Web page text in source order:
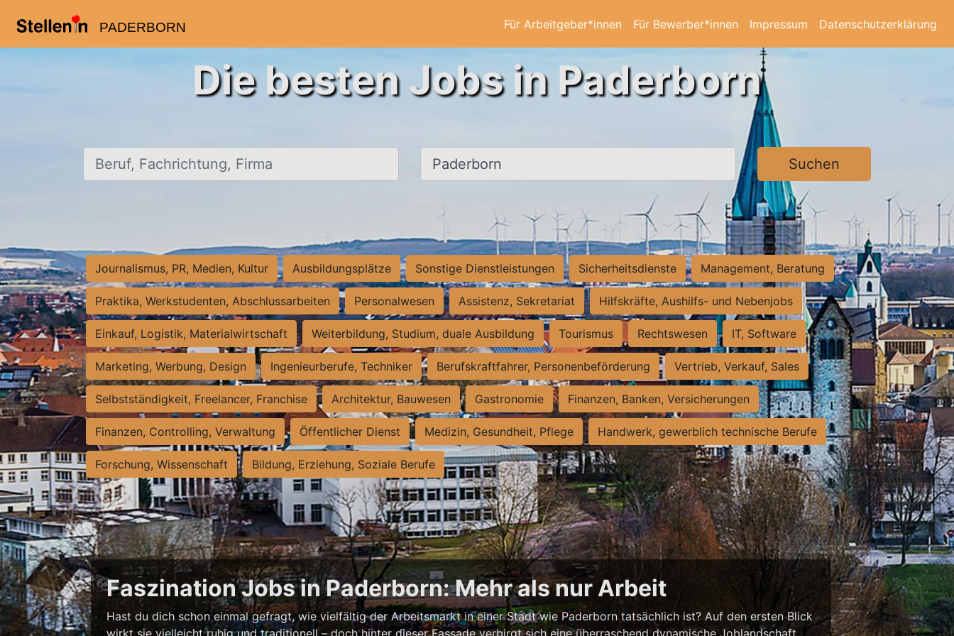
PADERBORN Für Arbeitgeber*innen Für Bewerber*innen Impressum Datenschutzerklärung
Die besten Jobs in Paderborn
Beruf, Fachrichtung, Firma Ort, Stadt Suchen
Journalismus, PR, Medien, Kultur Ausbildungsplätze Sonstige Dienstleistungen Sicherheitsdienste Management, Beratung
Praktika, Werkstudenten, Abschlussarbeiten Personalwesen Assistenz, Sekretariat Hilfskräfte, Aushilfs- und Nebenjobs
Einkauf, Logistik, Materialwirtschaft Weiterbildung, Studium, duale Ausbildung Tourismus Rechtswesen IT, Software
Marketing, Werbung, Design Ingenieurberufe, Techniker Berufskraftfahrer, Personenbeförderung Vertrieb, Verkauf, Sales
Selbstständigkeit, Freelancer, Franchise Architektur, Bauwesen Gastronomie Finanzen, Banken, Versicherungen
Finanzen, Controlling, Verwaltung Öffentlicher Dienst Medizin, Gesundheit, Pflege Handwerk, gewerblich technische Berufe
Forschung, Wissenschaft Bildung, Erziehung, Soziale Berufe
Faszination Jobs in Paderborn: Mehr als nur Arbeit
Hast du dich schon einmal gefragt, wie vielfältig der Arbeitsmarkt in einer Stadt wie Paderborn tatsächlich ist? Auf den ersten Blick